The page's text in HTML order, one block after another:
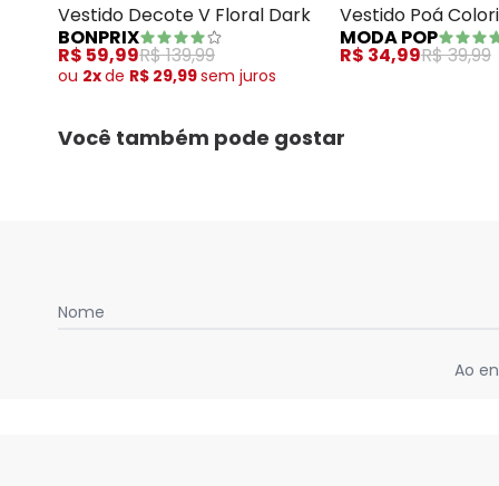
Vestido Decote V Floral Dark
BONPRIX
R$ 59,99R$ 139,99
ou 2xde R$ 29,99sem juros
Vestido Poá
Malha
MODA POP
R$ 34,99R$ 39,99
Você também pode gostar
Nome
Ao